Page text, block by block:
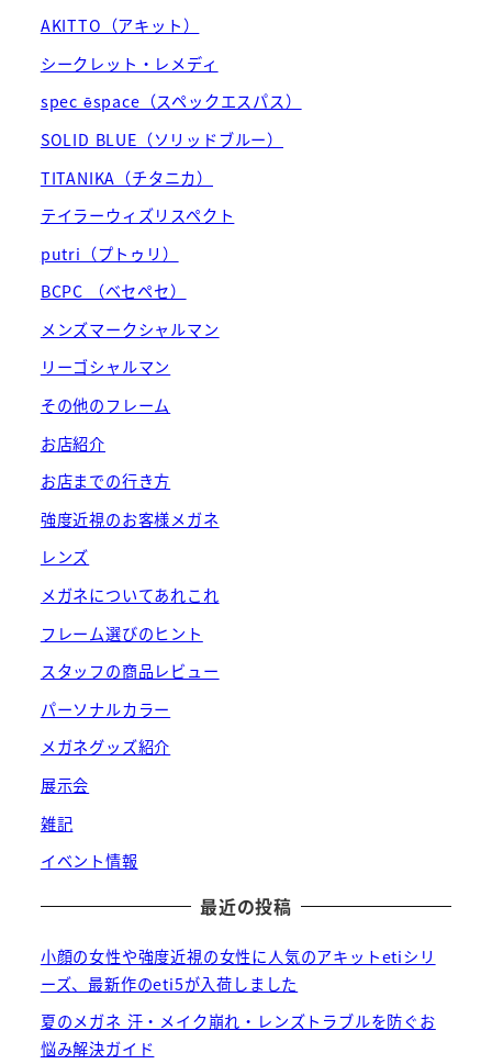
AKITTO（アキット）
シークレット・レメディ
spec ēspace（スペックエスパス）
SOLID BLUE（ソリッドブルー）
TITANIKA（チタニカ）
テイラーウィズリスペクト
putri（プトゥリ）
BCPC （ベセペセ）
メンズマークシャルマン
リーゴシャルマン
その他のフレーム
お店紹介
お店までの行き方
強度近視のお客様メガネ
レンズ
メガネについてあれこれ
フレーム選びのヒント
スタッフの商品レビュー
パーソナルカラー
メガネグッズ紹介
展示会
雑記
イベント情報
最近の投稿
小顔の女性や強度近視の女性に人気のアキットetiシリ
ーズ、最新作のeti5が入荷しました
夏のメガネ 汗・メイク崩れ・レンズトラブルを防ぐお
悩み解決ガイド